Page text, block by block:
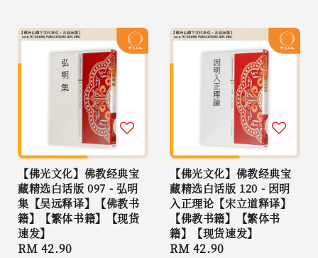
【佛光文化】佛教经典宝
藏精选白话版 097 - 弘明
集【吴远释译】【佛教书
籍】【繁体书籍】【现货
速发】
Regular
RM 42.90
【佛光文化】佛教经典宝
藏精选白话版 120 - 因明
入正理论【宋立道释译】
【佛教书籍】【繁体书
籍】【现货速发】
Regular
RM 42.90